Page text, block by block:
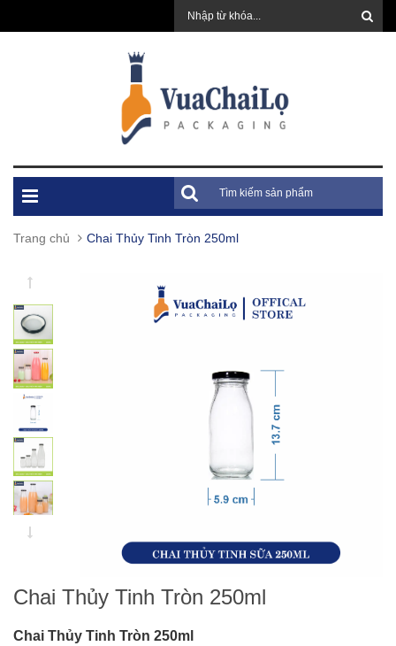
Trang chủ Chai Thủy Tinh Tròn 250ml
Chai Thủy Tinh Tròn 250ml
Chai Thủy Tinh Tròn 250ml